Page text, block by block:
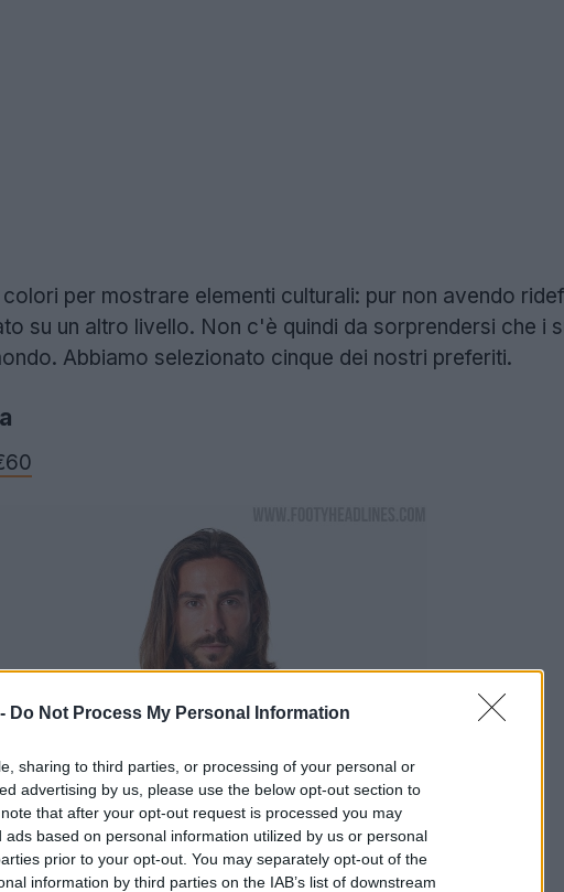
Do Not Process My Personal Information
sharing to third parties, or processing of your personal or
advertising by us, please use the below opt-out section to
that after your opt-out request is processed you may
based on personal information utilized by us or personal
prior to your opt-out. You may separately opt-out of the
information by third parties on the IAB’s list of downstream
per mostrare elementi culturali: pur non avendo
su un altro livello. Non c'è quindi da sorprendersi che i
Abbiamo selezionato cinque dei nostri preferiti.